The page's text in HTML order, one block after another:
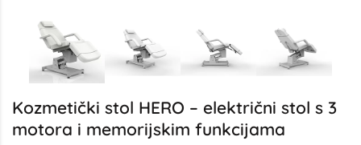
Kozmetički stol HERO – električni stol s 3
motora i memorijskim funkcijama